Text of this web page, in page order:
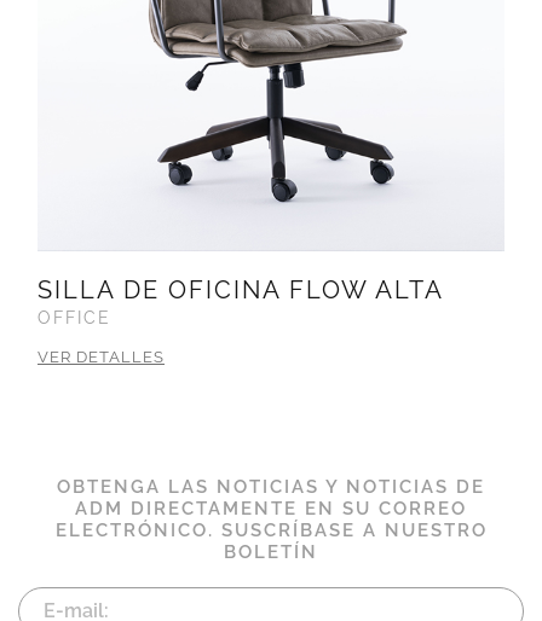
SILLA DE OFICINA FLOW ALTA
OFFICE
VER DETALLES
OBTENGA LAS NOTICIAS Y NOTICIAS DE
ADM DIRECTAMENTE EN SU CORREO
ELECTRÓNICO. SUSCRÍBASE A NUESTRO
BOLETÍN